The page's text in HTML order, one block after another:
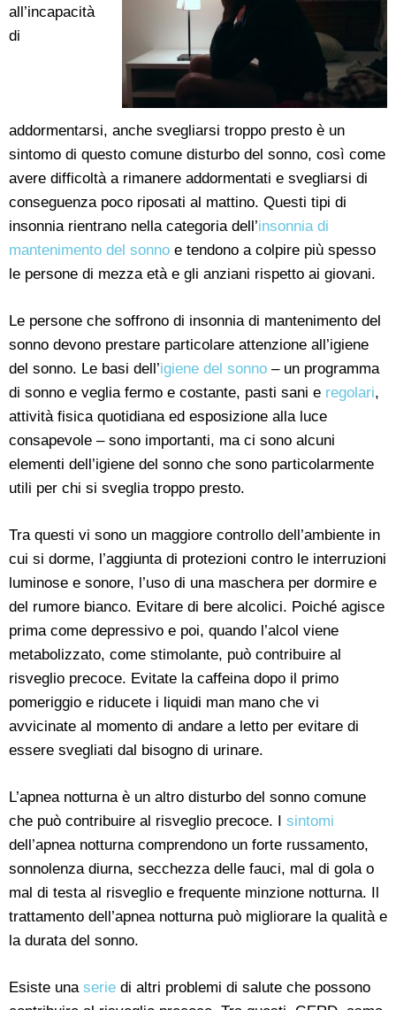
all’incapacità
di
addormentarsi, anche svegliarsi troppo presto è un
sintomo di questo comune disturbo del sonno, così come
avere difficoltà a rimanere addormentati e svegliarsi di
conseguenza poco riposati al mattino. Questi tipi di
insonnia rientrano nella categoria dell’insonnia di
mantenimento del sonno e tendono a colpire più spesso
le persone di mezza età e gli anziani rispetto ai giovani.
Le persone che soffrono di insonnia di mantenimento del
sonno devono prestare particolare attenzione all’igiene
del sonno. Le basi dell’igiene del sonno – un programma
di sonno e veglia fermo e costante, pasti sani e regolari,
attività fisica quotidiana ed esposizione alla luce
consapevole – sono importanti, ma ci sono alcuni
elementi dell’igiene del sonno che sono particolarmente
utili per chi si sveglia troppo presto.
Tra questi vi sono un maggiore controllo dell’ambiente in
cui si dorme, l’aggiunta di protezioni contro le interruzioni
luminose e sonore, l’uso di una maschera per dormire e
del rumore bianco. Evitare di bere alcolici. Poiché agisce
prima come depressivo e poi, quando l’alcol viene
metabolizzato, come stimolante, può contribuire al
risveglio precoce. Evitate la caffeina dopo il primo
pomeriggio e riducete i liquidi man mano che vi
avvicinate al momento di andare a letto per evitare di
essere svegliati dal bisogno di urinare.
L’apnea notturna è un altro disturbo del sonno comune
che può contribuire al risveglio precoce. I sintomi
dell’apnea notturna comprendono un forte russamento,
sonnolenza diurna, secchezza delle fauci, mal di gola o
mal di testa al risveglio e frequente minzione notturna. Il
trattamento dell’apnea notturna può migliorare la qualità e
la durata del sonno.
Esiste una serie di altri problemi di salute che possono